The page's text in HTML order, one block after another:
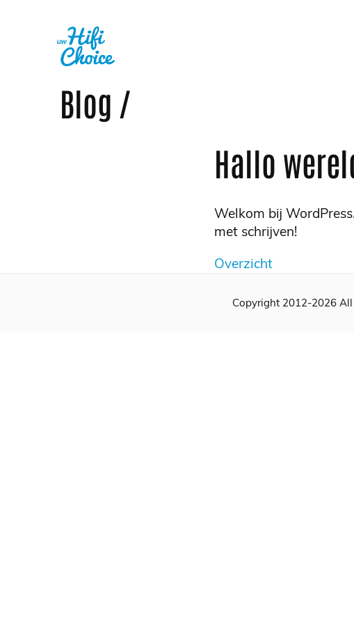
Blog /
Hallo
Welkom bij
met schrijven!
Overzicht
Copyright 2012-2026